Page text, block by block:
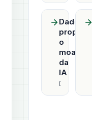
Dado
o
moat
da
IA